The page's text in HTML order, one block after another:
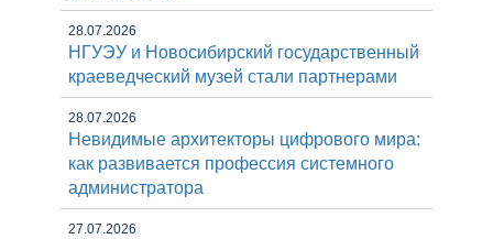
28.07.2026
НГУЭУ и Новосибирский государственный
краеведческий музей стали партнерами
28.07.2026
Невидимые архитекторы цифрового мира:
как развивается профессия системного
администратора
27.07.2026